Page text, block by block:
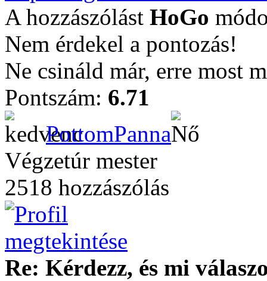
A hozzászólást HoGo
Nem érdekel a pontozás!
Ne csináld már, erre most
Pontszám: 6.71
PottomPanna
Végzetúr mester
2518 hozzászólás
Re: Kérdezz, és mi